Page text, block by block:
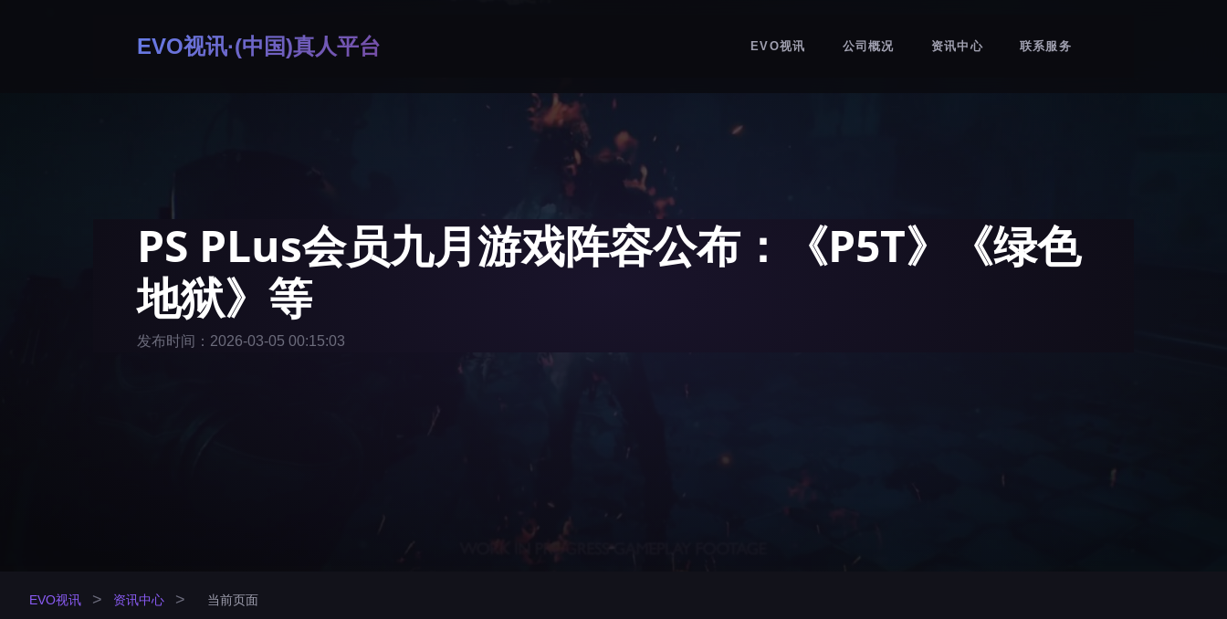
EVO视讯·(中国)真人平台 EVO视讯 公司概况 资讯中心 联系服务
PS PLus会员九月游戏阵容公布：《P5T》《绿色
地狱》等
发布时间：2026-03-05 00:15:03
EVO视讯 > 资讯中心 > 当前页面